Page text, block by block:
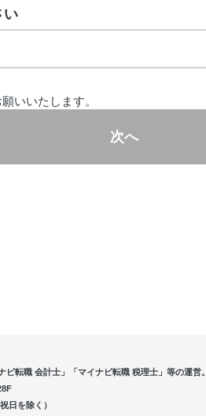
い
いいたします。
次へ
転職 会計士」「マイナビ転職 税理士」等の運営。
日を除く）